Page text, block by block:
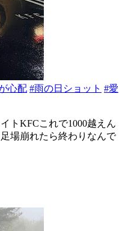
心配 #雨の日ショット #愛
トKFCこれで1000越えん
場崩れたら終わりなんで